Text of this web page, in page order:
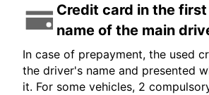
Credit card in the
name of the main
In case of prepayment, the used
the driver's name and presented
it. For some vehicles, 2